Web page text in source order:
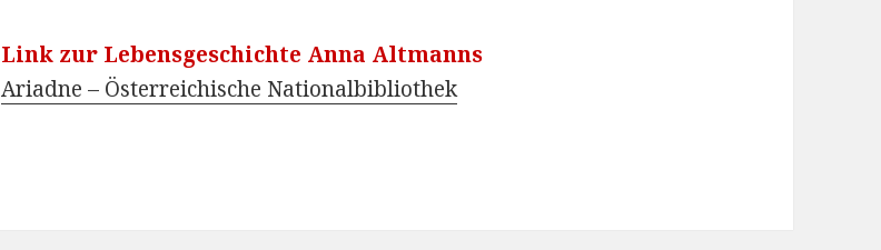
Link zur Lebensgeschichte Anna Altmanns
Ariadne – Österreichische Nationalbibliothek